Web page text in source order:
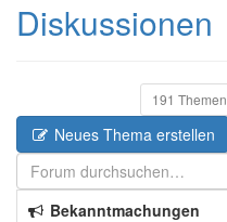
Diskussionen
191 Themen
Neues Thema erstellen
Bekanntmachungen